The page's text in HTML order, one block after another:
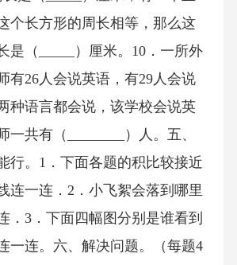
个长方形的周长相等，那么这
是（_____）厘米。10．一所外
有26人会说英语，有29人会说
种语言都会说，该学校会说英
一共有（________）人。五、
行。1．下面各题的积比较接近
连一连．2．小飞絮会落到哪里
．3．下面四幅图分别是谁看到
一连。六、解决问题。（每题4